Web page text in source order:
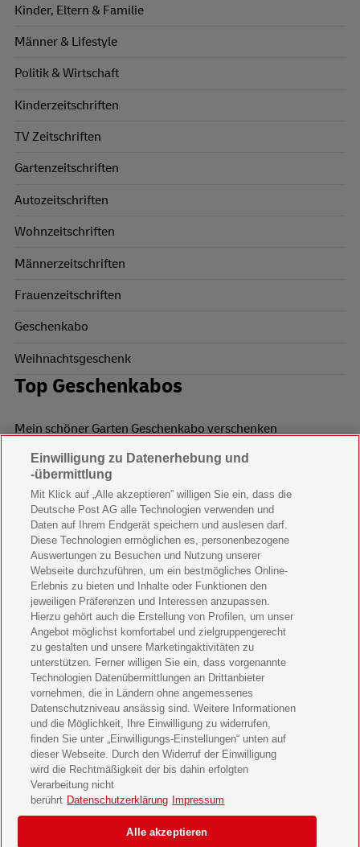
Kinder, Eltern & Familie
Männer & Lifestyle
Politik & Wirtschaft
Kinderzeitschriften
TV Zeitschriften
Gartenzeitschriften
Autozeitschriften
Wohnzeitschriften
Männerzeitschriften
Frauenzeitschriften
Geschenkabo
Weihnachtsgeschenk
Top Geschenkabos
Mein schöner Garten Geschenkabo verschenken
Wohnen & Garten Geschenkabo verschenken
Mein schönes Land Geschenkabo verschenken
Bild der Frau Geschenkabo verschenken
11 Freunde Geschenkabo verschenken
LEGO Ninjago Magazin Geschenkabo verschenken
Brigitte Geschenkabo verschenken
GEOlino Geschenkabo verschenken
Stern Crime Geschenkabo verschenken
Welt der Wunder Geschenkabo verschenken
GEO Geschenkabo verschenken
Datenschutz & Cookies
Einwilligung zu Datenerhebung und
-übermittlung
Mit Klick auf „Alle akzeptieren” willigen Sie ein, dass die
Deutsche Post AG alle Technologien verwenden und
Daten auf Ihrem Endgerät speichern und auslesen darf.
Diese Technologien ermöglichen es, personenbezogene
Auswertungen zu Besuchen und Nutzung unserer
Webseite durchzuführen, um ein bestmögliches Online-
Erlebnis zu bieten und Inhalte oder Funktionen den
jeweiligen Präferenzen und Interessen anzupassen.
Hierzu gehört auch die Erstellung von Profilen, um unser
Angebot möglichst komfortabel und zielgruppengerecht
zu gestalten und unsere Marketingaktivitäten zu
unterstützen. Ferner willigen Sie ein, dass vorgenannte
Technologien Datenübermittlungen an Drittanbieter
vornehmen, die in Ländern ohne angemessenes
Datenschutzniveau ansässig sind. Weitere Informationen
und die Möglichkeit, Ihre Einwilligung zu widerrufen,
finden Sie unter „Einwilligungs-Einstellungen“ unten auf
dieser Webseite. Durch den Widerruf der Einwilligung
wird die Rechtmäßigkeit der bis dahin erfolgten
Verarbeitung nicht
berührt Datenschutzerklärung Impressum
Alle akzeptieren